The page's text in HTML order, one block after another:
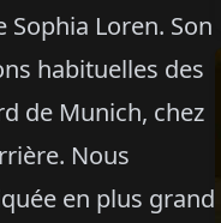
Loren. Son
habituelles des
de Munich, chez
Nous
en plus grand